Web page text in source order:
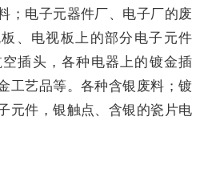
；电子元器件厂、电子厂的废
、电视板上的部分电子元件
插头，各种电器上的镀金插
工艺品等。各种含银废料；镀
元件，银触点、含银的瓷片电